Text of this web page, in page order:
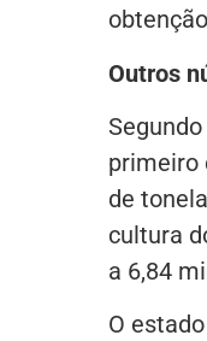
Outros
primeiro
de
cultura
a 6,84
O